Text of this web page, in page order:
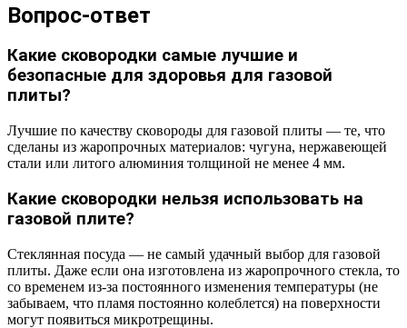
Вопрос-ответ
Какие сковородки самые лучшие и
безопасные для здоровья для газовой
плиты?
Лучшие по качеству сковороды для газовой плиты — те, что
сделаны из жаропрочных материалов: чугуна, нержавеющей
стали или литого алюминия толщиной не менее 4 мм.
Какие сковородки нельзя использовать на
газовой плите?
Стеклянная посуда — не самый удачный выбор для газовой
плиты. Даже если она изготовлена из жаропрочного стекла, то
со временем из-за постоянного изменения температуры (не
забываем, что пламя постоянно колеблется) на поверхности
могут появиться микротрещины.